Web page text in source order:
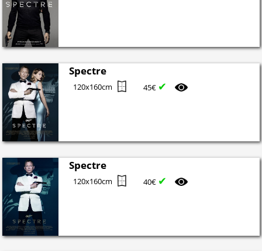
Spectre
120x160cm 45€ ✔
Spectre
120x160cm 40€ ✔